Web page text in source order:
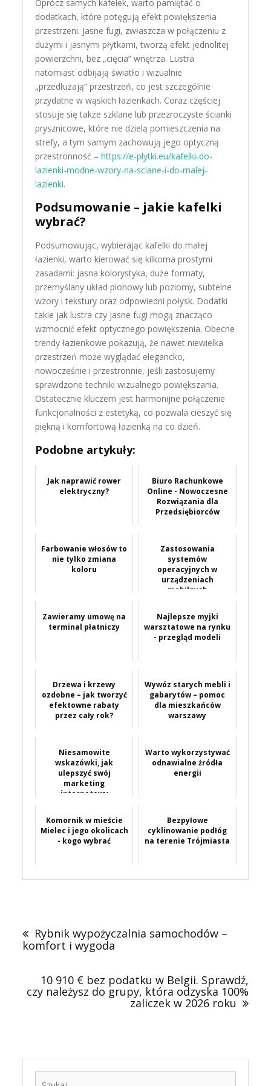
Oprócz samych kafelek, warto pamiętać o
dodatkach, które potęgują efekt powiększenia
przestrzeni. Jasne fugi, zwłaszcza w połączeniu z
dużymi i jasnymi płytkami, tworzą efekt jednolitej
powierzchni, bez „cięcia” wnętrza. Lustra
natomiast odbijają światło i wizualnie
„przedłużają” przestrzeń, co jest szczególnie
przydatne w wąskich łazienkach. Coraz częściej
stosuje się także szklane lub przezroczyste ścianki
prysznicowe, które nie dzielą pomieszczenia na
strefy, a tym samym zachowują jego optyczną
przestronność –https://e-plytki.eu/kafelki-do-
lazienki-modne-wzory-na-sciane-i-do-malej-
lazienki.
Podsumowanie – jakie kafelki
wybrać?
Podsumowując, wybierając kafelki do małej
łazienki, warto kierować się kilkoma prostymi
zasadami: jasna kolorystyka, duże formaty,
przemyślany układ pionowy lub poziomy, subtelne
wzory i tekstury oraz odpowiedni połysk. Dodatki
takie jak lustra czy jasne fugi mogą znacząco
wzmocnić efekt optycznego powiększenia. Obecne
trendy łazienkowe pokazują, że nawet niewielka
przestrzeń może wyglądać elegancko,
nowocześnie i przestronnie, jeśli zastosujemy
sprawdzone techniki wizualnego powiększania.
Ostatecznie kluczem jest harmonijne połączenie
funkcjonalności z estetyką, co pozwala cieszyć się
piękną i komfortową łazienką na co dzień.
Podobne artykuły:
Jak naprawić rower
elektryczny?
Biuro Rachunkowe
Online - Nowoczesne
Rozwiązania dla
Przedsiębiorców
Farbowanie włosów to
nie tylko zmiana
koloru
Zastosowania
systemów
operacyjnych w
urządzeniach
mobilnych
Zawieramy umowę na
terminal płatniczy
Najlepsze myjki
warsztatowe na rynku
- przegląd modeli
Drzewa i krzewy
ozdobne – jak tworzyć
efektowne rabaty
przez cały rok?
Wywóz starych mebli i
gabarytów – pomoc
dla mieszkańców
warszawy
Niesamowite
wskazówki, jak
ulepszyć swój
marketing
internetowy
Warto wykorzystywać
odnawialne źródła
energii
Komornik w mieście
Mielec i jego okolicach
- kogo wybrać
Bezpyłowe
cyklinowanie podłóg
na terenie Trójmiasta
wpisu
Rybnik wypożyczalnia samochodów –
komfort i wygoda
10 910 € bez podatku w Belgii. Sprawdź,
czy należysz do grupy, która odzyska 100%
zaliczek w 2026 roku